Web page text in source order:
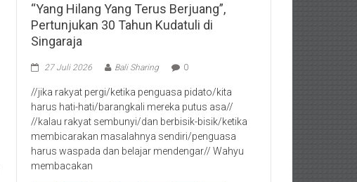
“Yang Hilang Yang Terus Berjuang”,
Pertunjukan 30 Tahun Kudatuli di
Singaraja
27 Juli 2026 Bali Sharing 0
//jika rakyat pergi/ketika penguasa pidato/kita
harus hati-hati/barangkali mereka putus asa//
//kalau rakyat sembunyi/dan berbisik-bisik/ketika
membicarakan masalahnya sendiri/penguasa
harus waspada dan belajar mendengar// Wahyu
membacakan